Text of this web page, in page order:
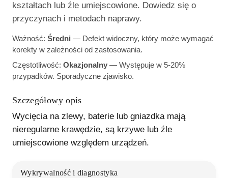
kształtach lub źle umiejscowione. Dowiedz się o
przyczynach i metodach naprawy.
Ważność: Średni — Defekt widoczny, który może wymagać
korekty w zależności od zastosowania.
Częstotliwość: Okazjonalny — Występuje w 5-20%
przypadków. Sporadyczne zjawisko.
Szczegółowy opis
Wycięcia na zlewy, baterie lub gniazdka mają
nieregularne krawędzie, są krzywe lub źle
umiejscowione względem urządzeń.
Wykrywalność i diagnostyka